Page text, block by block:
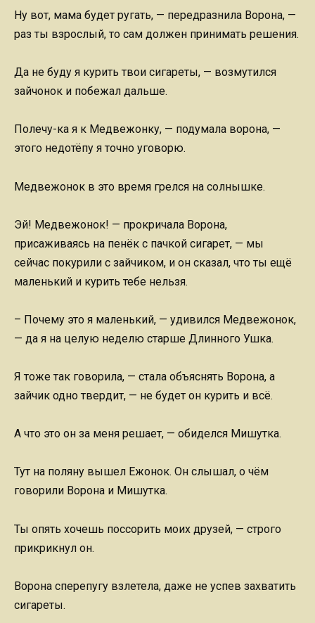
Ну вот, мама будет ругать, — передразнила Ворона, —
раз ты взрослый, то сам должен принимать решения.
Да не буду я курить твои сигареты, — возмутился
зайчонок и побежал дальше.
Полечу-ка я к Медвежонку, — подумала ворона, —
этого недотёпу я точно уговорю.
Медвежонок в это время грелся на солнышке.
Эй! Медвежонок! — прокричала Ворона,
присаживаясь на пенёк с пачкой сигарет, — мы
сейчас покурили с зайчиком, и он сказал, что ты ещё
маленький и курить тебе нельзя.
– Почему это я маленький, — удивился Медвежонок,
— да я на целую неделю старше Длинного Ушка.
Я тоже так говорила, — стала объяснять Ворона, а
зайчик одно твердит, — не будет он курить и всё.
А что это он за меня решает, — обиделся Мишутка.
Тут на поляну вышел Ежонок. Он слышал, о чём
говорили Ворона и Мишутка.
Ты опять хочешь поссорить моих друзей, — строго
прикрикнул он.
Ворона сперепугу взлетела, даже не успев захватить
сигареты.